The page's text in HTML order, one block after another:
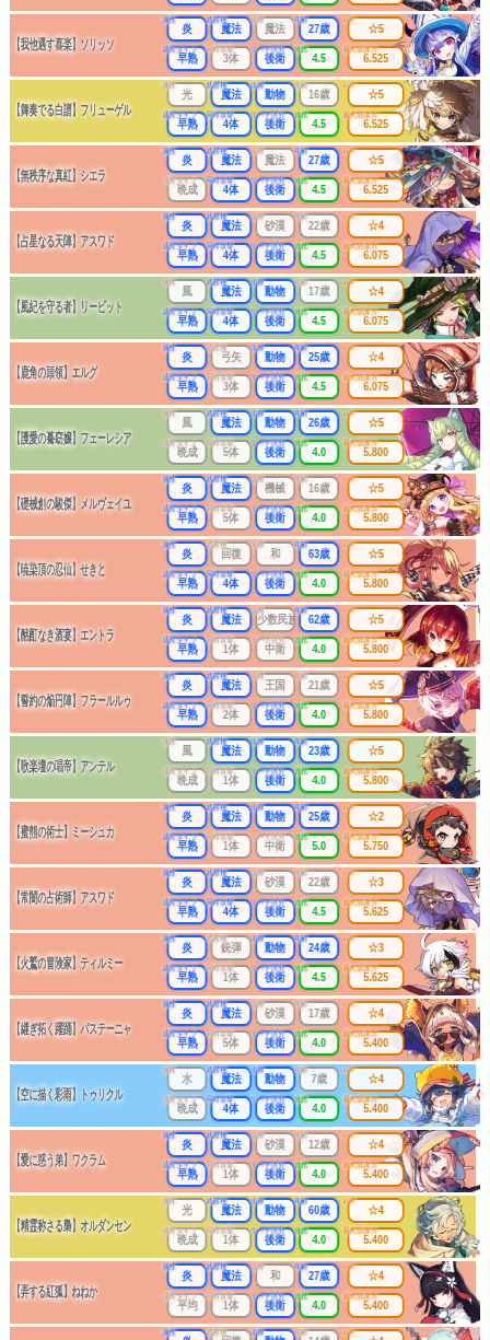
【我他遇す喜楽】ソリッソ
属性
炎
武器種
魔法
出身
魔法
年齢
27歳
成長タイプ
早熟
同時攻撃
3体
リーチ区分
後衛
連携
4.5
レア
☆5
最大防護力
6.525
【舞奏でる白譜】フリューゲル
属性
光
武器種
魔法
出身
動物
年齢
16歳
成長タイプ
早熟
同時攻撃
4体
リーチ区分
後衛
連携
4.5
レア
☆5
最大防護力
6.525
【無秩序な真紅】シエラ
属性
炎
武器種
魔法
出身
魔法
年齢
27歳
成長タイプ
晩成
同時攻撃
4体
リーチ区分
後衛
連携
4.5
レア
☆5
最大防護力
6.525
【占星なる天陣】アスワド
属性
炎
武器種
魔法
出身
砂漠
年齢
22歳
成長タイプ
早熟
同時攻撃
4体
リーチ区分
後衛
連携
4.5
レア
☆4
最大防護力
6.075
【風紀を守る者】リービット
属性
風
武器種
魔法
出身
動物
年齢
17歳
成長タイプ
早熟
同時攻撃
4体
リーチ区分
後衛
連携
4.5
レア
☆4
最大防護力
6.075
【鹿角の頭領】エルグ
属性
炎
武器種
弓矢
出身
動物
年齢
25歳
成長タイプ
早熟
同時攻撃
3体
リーチ区分
後衛
連携
4.5
レア
☆4
最大防護力
6.075
【護愛の驀窈嬢】フェーレシア
属性
風
武器種
魔法
出身
動物
年齢
26歳
成長タイプ
晩成
同時攻撃
5体
リーチ区分
後衛
連携
4.0
レア
☆5
最大防護力
5.800
【礎械創の駿傑】メルヴェイユ
属性
炎
武器種
魔法
出身
機械
年齢
16歳
成長タイプ
早熟
同時攻撃
5体
リーチ区分
後衛
連携
4.0
レア
☆5
最大防護力
5.800
【暁染頂の忍仙】せきと
属性
炎
武器種
回復
出身
和
年齢
63歳
成長タイプ
早熟
同時攻撃
4体
リーチ区分
後衛
連携
4.0
レア
☆5
最大防護力
5.800
【酩酊なき酒宴】エントラ
属性
炎
武器種
魔法
出身
少数民族
年齢
62歳
成長タイプ
早熟
同時攻撃
1体
リーチ区分
中衛
連携
4.0
レア
☆5
最大防護力
5.800
【誓約の焔円陣】フラールルゥ
属性
炎
武器種
魔法
出身
王国
年齢
21歳
成長タイプ
早熟
同時攻撃
2体
リーチ区分
後衛
連携
4.0
レア
☆5
最大防護力
5.800
【歌楽壇の唱帝】アンテル
属性
風
武器種
魔法
出身
動物
年齢
23歳
成長タイプ
晩成
同時攻撃
1体
リーチ区分
後衛
連携
4.0
レア
☆5
最大防護力
5.800
【蜜熊の術士】ミーシュカ
属性
炎
武器種
魔法
出身
動物
年齢
25歳
成長タイプ
早熟
同時攻撃
1体
リーチ区分
中衛
連携
5.0
レア
☆2
最大防護力
5.750
【常闇の占術師】アスワド
属性
炎
武器種
魔法
出身
砂漠
年齢
22歳
成長タイプ
早熟
同時攻撃
4体
リーチ区分
後衛
連携
4.5
レア
☆3
最大防護力
5.625
【火鷲の冒険家】ティルミー
属性
炎
武器種
銃弾
出身
動物
年齢
24歳
成長タイプ
早熟
同時攻撃
1体
リーチ区分
後衛
連携
4.5
レア
☆3
最大防護力
5.625
【継ぎ拓く躍踊】パステーニャ
属性
炎
武器種
魔法
出身
砂漠
年齢
17歳
成長タイプ
早熟
同時攻撃
5体
リーチ区分
後衛
連携
4.0
レア
☆4
最大防護力
5.400
【空に描く彩雨】トゥリクル
属性
水
武器種
魔法
出身
動物
年齢
7歳
成長タイプ
晩成
同時攻撃
4体
リーチ区分
後衛
連携
4.0
レア
☆4
最大防護力
5.400
【愛に惑う弟】ワクラム
属性
炎
武器種
魔法
出身
砂漠
年齢
12歳
成長タイプ
早熟
同時攻撃
1体
リーチ区分
後衛
連携
4.0
レア
☆4
最大防護力
5.400
【精霊称さる梟】オルダンセン
属性
光
武器種
魔法
出身
動物
年齢
60歳
成長タイプ
晩成
同時攻撃
1体
リーチ区分
後衛
連携
4.0
レア
☆4
最大防護力
5.400
【弄する紅狐】ねねか
属性
炎
武器種
魔法
出身
和
年齢
27歳
成長タイプ
平均
同時攻撃
1体
リーチ区分
後衛
連携
4.0
レア
☆4
最大防護力
5.400
属性 武器種 出身 年齢 レア